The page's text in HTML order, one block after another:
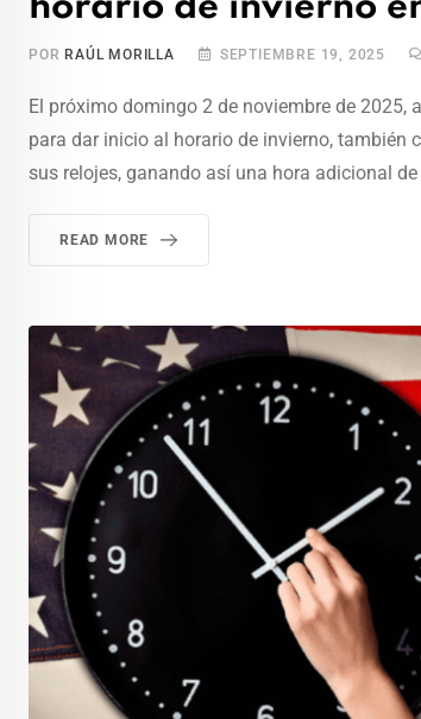
horario de invierno
POR RAÚL MORILLA SEPTIEMBRE 19, 2025
El próximo domingo 2 de noviembre de
para dar inicio al horario de invierno, también
sus relojes, ganando así una hora adicional
READ MORE